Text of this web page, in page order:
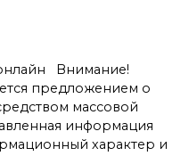
Внимание!
предложением о
массовой
информация
характер и